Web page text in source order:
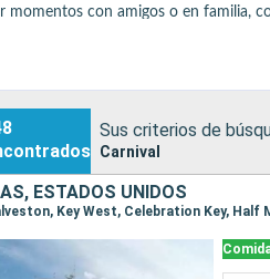
con amigos o en familia,
las piscinas.
para el placer y la diversidad.
o México, con escalas populares
entretenimiento, relajación y un
Sus criterios de
Carnival
ESTADOS UNIDOS
Key West, Celebration Key, Half